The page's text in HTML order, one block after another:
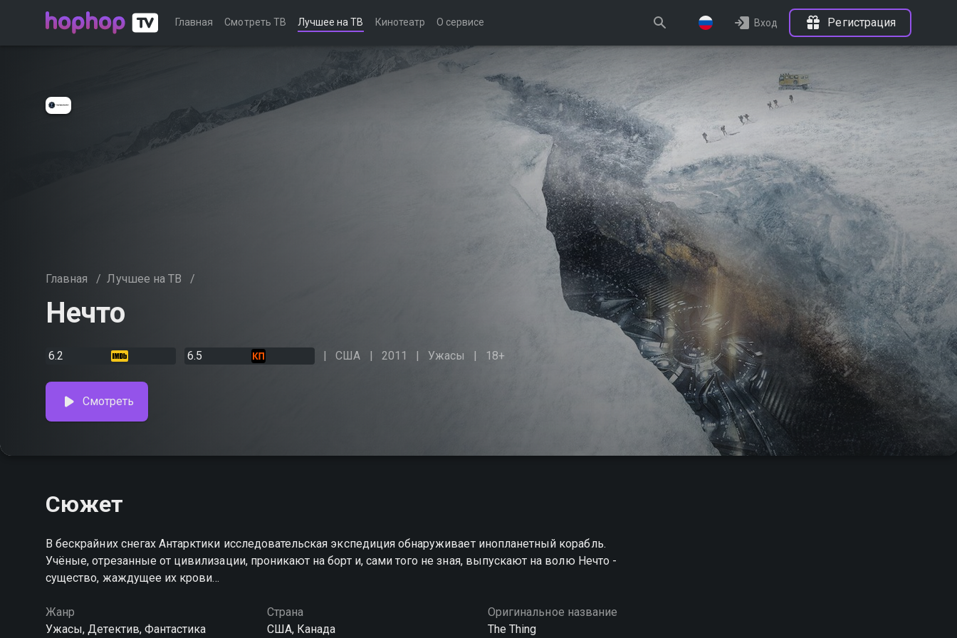
Главная Смотреть ТВ Лучшее на ТВ Кинотеатр О сервисе Вход Регистрация
Главная / Лучшее на ТВ /
Нечто
6.2 6.5 США 2011 Ужасы 18+
Смотреть
Сюжет
В бескрайних снегах Антарктики исследовательская экспедиция обнаруживает инопланетный корабль.
Учёные, отрезанные от цивилизации, проникают на борт и, сами того не зная, выпускают на волю Нечто -
существо, жаждущее их крови…
Жанр
Ужасы, Детектив, Фантастика
Страна
США, Канада
Оригинальное название
The Thing